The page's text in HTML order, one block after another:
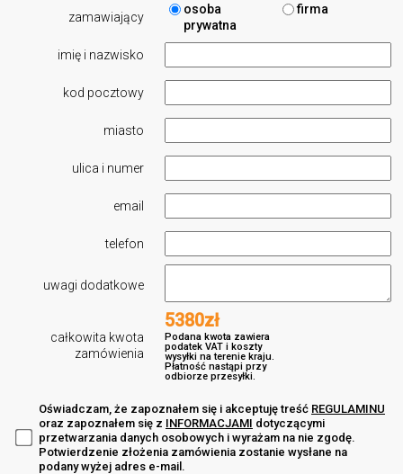
zamawiający
osoba
prywatna
firma
imię i nazwisko
kod pocztowy
miasto
ulica i numer
email
telefon
uwagi dodatkowe
całkowita kwota
zamówienia
5380zł
Podana kwota zawiera
podatek VAT i koszty
wysyłki na terenie kraju.
Płatność nastąpi przy
odbiorze przesyłki.
Oświadczam, że zapoznałem się i akceptuję treść REGULAMINU
oraz zapoznałem się z INFORMACJAMI dotyczącymi
przetwarzania danych osobowych i wyrażam na nie zgodę.
Potwierdzenie złożenia zamówienia zostanie wysłane na
podany wyżej adres e-mail.